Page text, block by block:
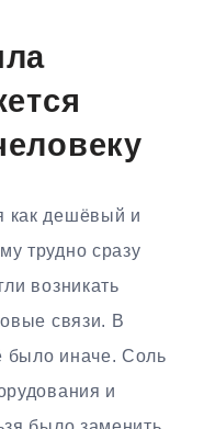
как дешёвый и
трудно сразу
возникать
связи. В
было иначе. Соль
и